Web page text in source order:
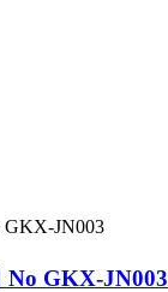
No GKX-JN003